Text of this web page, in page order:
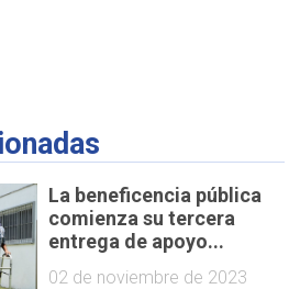
La beneficencia pública
comienza su tercera
entrega de apoyo...
02 de noviembre de 2023